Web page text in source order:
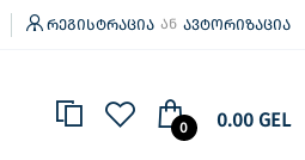
რეგისტრაცია ან ავტორიზაცია
0 0.00 GEL